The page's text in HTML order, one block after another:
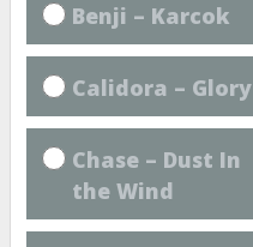
Benji – Karcok
Calidora – Glory
Chase – Dust In
the Wind